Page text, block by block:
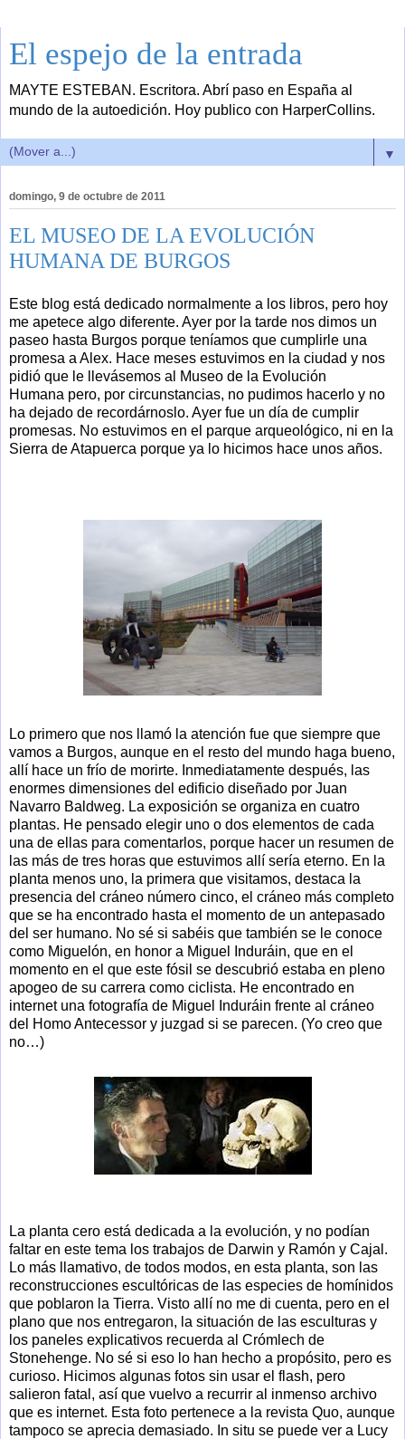
El espejo de la entrada
MAYTE ESTEBAN. Escritora. Abrí paso en España al
mundo de la autoedición. Hoy publico con HarperCollins.
▼
domingo, 9 de octubre de 2011
EL MUSEO DE LA EVOLUCIÓN
HUMANA DE BURGOS
Este blog está dedicado normalmente a los libros, pero hoy
me apetece algo diferente. Ayer por la tarde nos dimos un
paseo hasta Burgos porque teníamos que cumplirle una
promesa a Alex. Hace meses estuvimos en la ciudad y nos
pidió que le llevásemos al Museo de la Evolución
Humana pero, por circunstancias, no pudimos hacerlo y no
ha dejado de recordárnoslo. Ayer fue un día de cumplir
promesas. No estuvimos en el parque arqueológico, ni en la
Sierra de Atapuerca porque ya lo hicimos hace unos años.
Lo primero que nos llamó la atención fue que siempre que
vamos a Burgos, aunque en el resto del mundo haga bueno,
allí hace un frío de morirte. Inmediatamente después, las
enormes dimensiones del edificio diseñado por Juan
Navarro Baldweg. La exposición se organiza en cuatro
plantas. He pensado elegir uno o dos elementos de cada
una de ellas para comentarlos, porque hacer un resumen de
las más de tres horas que estuvimos allí sería eterno. En la
planta menos uno, la primera que visitamos, destaca la
presencia del cráneo número cinco, el cráneo más completo
que se ha encontrado hasta el momento de un antepasado
del ser humano. No sé si sabéis que también se le conoce
como Miguelón, en honor a Miguel Induráin, que en el
momento en el que este fósil se descubrió estaba en pleno
apogeo de su carrera como ciclista. He encontrado en
internet una fotografía de Miguel Induráin frente al cráneo
del Homo Antecessor y juzgad si se parecen. (Yo creo que
no…)
La planta cero está dedicada a la evolución, y no podían
faltar en este tema los trabajos de Darwin y Ramón y Cajal.
Lo más llamativo, de todos modos, en esta planta, son las
reconstrucciones escultóricas de las especies de homínidos
que poblaron la Tierra. Visto allí no me di cuenta, pero en el
plano que nos entregaron, la situación de las esculturas y
los paneles explicativos recuerda al Crómlech de
Stonehenge. No sé si eso lo han hecho a propósito, pero es
curioso. Hicimos algunas fotos sin usar el flash, pero
salieron fatal, así que vuelvo a recurrir al inmenso archivo
que es internet. Esta foto pertenece a la revista Quo, aunque
tampoco se aprecia demasiado. In situ se puede ver a Lucy